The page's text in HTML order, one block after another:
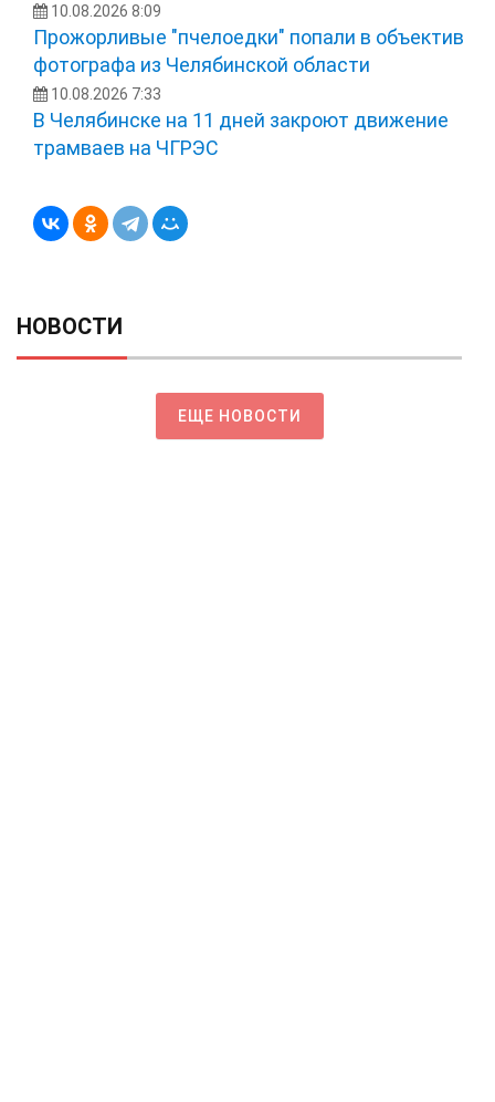
10.08.2026 8:09
Прожорливые "пчелоедки" попали в объектив
фотографа из Челябинской области
10.08.2026 7:33
В Челябинске на 11 дней закроют движение
трамваев на ЧГРЭС
НОВОСТИ
ЕЩЕ НОВОСТИ